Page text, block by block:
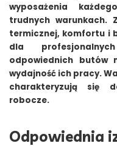
wyposażenia
trudnych warunkach.
termicznej, komfortu i
dla
odpowiednich butów
wydajność ich pracy.
charakteryzują się
robocze.
Odpowiednia